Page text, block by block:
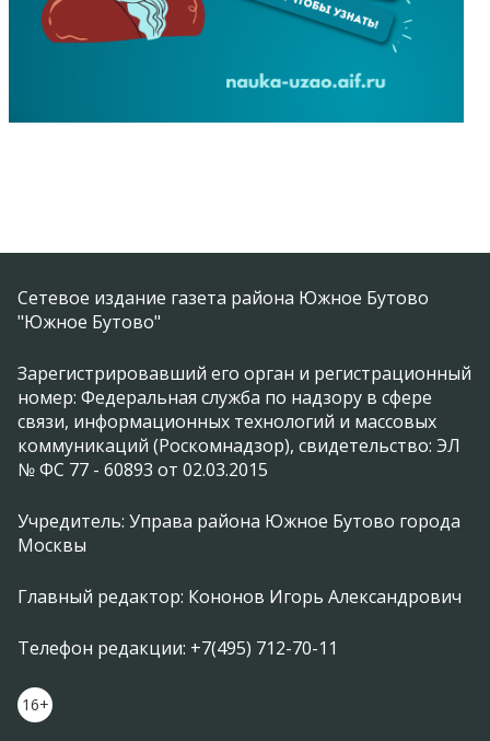
Сетевое издание газета района Южное Бутово
"Южное Бутово"
Зарегистрировавший его орган и регистрационный
номер: Федеральная служба по надзору в сфере
связи, информационных технологий и массовых
коммуникаций (Роскомнадзор), свидетельство: ЭЛ
№ ФС 77 - 60893 от 02.03.2015
Учредитель: Управа района Южное Бутово города
Москвы
Главный редактор: Кононов Игорь Александрович
Телефон редакции: +7(495) 712-70-11
16+